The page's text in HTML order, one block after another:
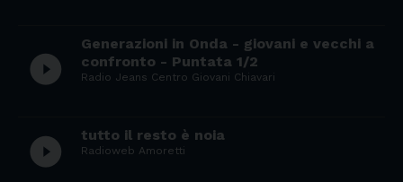
play_circle_filled
Generazioni in Onda - giovani e vecchi a
confronto - Puntata 1/2
Radio Jeans Centro Giovani Chiavari
play_circle_filled tutto il resto è noia
Radioweb Amoretti